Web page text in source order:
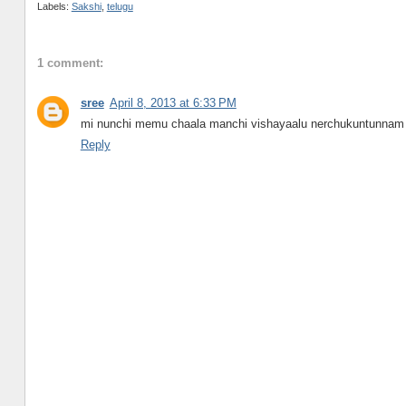
Labels: Sakshi, telugu
1 comment:
sree April 8, 2013 at 6:33 PM
mi nunchi memu chaala manchi vishayaalu
Reply